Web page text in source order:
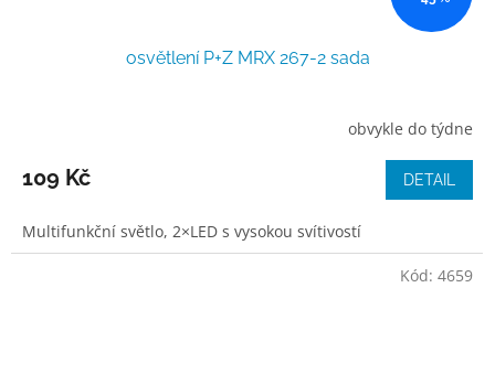
osvětlení P+Z MRX 267-2 sada
obvykle do týdne
109 Kč DETAIL
Multifunkční světlo, 2×LED s vysokou svítivostí
Kód: 4659